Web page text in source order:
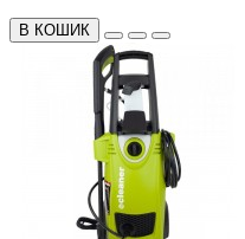
В КОШИК